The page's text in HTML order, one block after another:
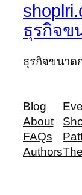
ธุรกิจข
ธุรกิจขนาด
Blog
About
FAQs
Authors